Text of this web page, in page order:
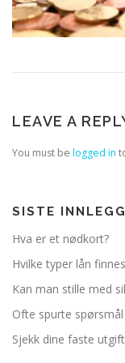
LEAVE A
You must be logged in
SISTE INNLEGG
Hva er et nødkort?
Hvilke typer lån
Kan man stille med
Ofte spurte
Sjekk dine faste